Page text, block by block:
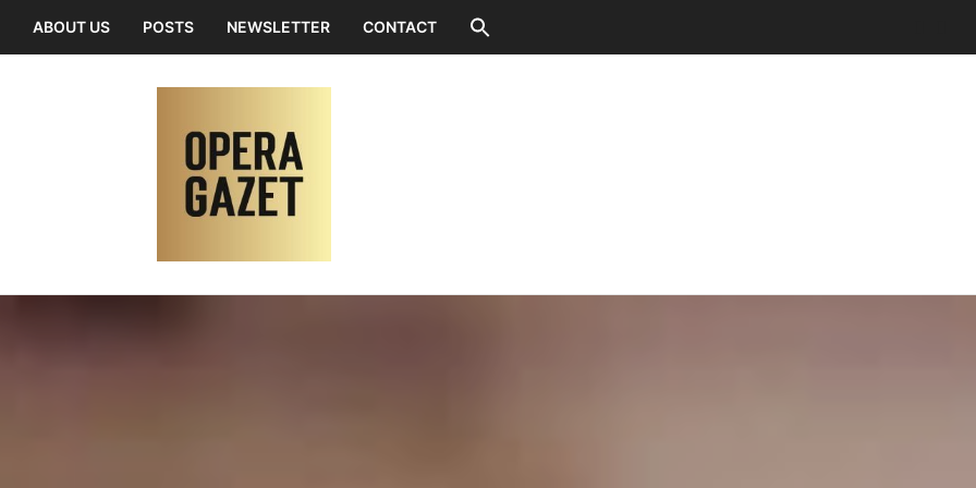
ABOUT US POSTS NEWSLETTER CONTACT